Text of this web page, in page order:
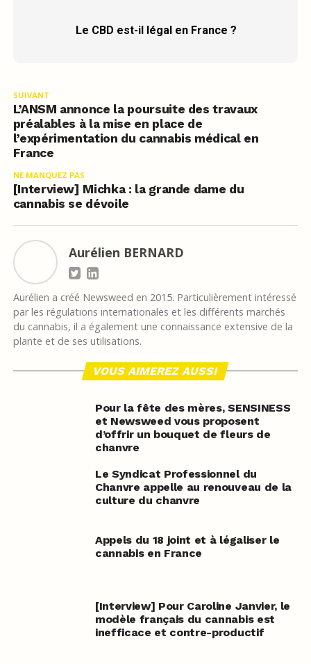
Le CBD est-il légal en France ?
SUIVANT
L’ANSM annonce la poursuite des travaux
préalables à la mise en place de
l’expérimentation du cannabis médical en
France
NE MANQUEZ PAS
[Interview] Michka : la grande dame du
cannabis se dévoile
Aurélien BERNARD
Aurélien a créé Newsweed en 2015. Particulièrement intéressé
par les régulations internationales et les différents marchés
du cannabis, il a également une connaissance extensive de la
plante et de ses utilisations.
VOUS AIMEREZ AUSSI
Pour la fête des mères, SENSINESS
et Newsweed vous proposent
d’offrir un bouquet de fleurs de
chanvre
Le Syndicat Professionnel du
Chanvre appelle au renouveau de la
culture du chanvre
Appels du 18 joint et à légaliser le
cannabis en France
[Interview] Pour Caroline Janvier, le
modèle français du cannabis est
inefficace et contre-productif